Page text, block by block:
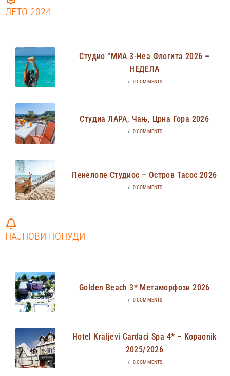
ЛЕТО 2024
Студио “МИА 3-Неа Флогита 2026 –
НЕДЕЛА
/ 0 COMMENTS
Студиа ЛАРА, Чањ, Црна Гора 2026
/ 0 COMMENTS
Пенелопе Студиос – Остров Тасос 2026
/ 0 COMMENTS
НАЈНОВИ ПОНУДИ
Golden Beach 3* Метаморфози 2026
/ 0 COMMENTS
Hotel Kraljevi Cardaci Spa 4* – Kopaonik
2025/2026
/ 0 COMMENTS